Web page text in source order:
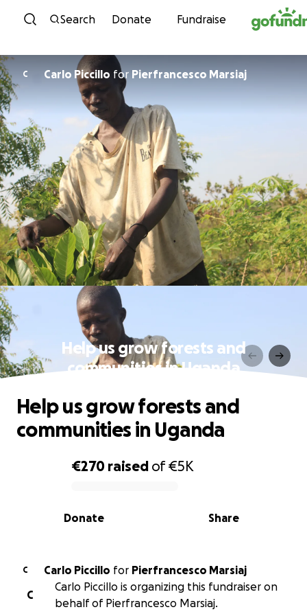
Skip to content
Search Donate Fundraise
C Carlo Piccillo for Pierfrancesco Marsiaj
Help us grow forests and
communities in Uganda
0% complete
€270 raised of€5K
Share
Donate
Help us grow forests and
communities in Uganda
C Carlo Piccillo for Pierfrancesco Marsiaj
C
Carlo Piccillo is organizing this fundraiser on
behalf of Pierfrancesco Marsiaj.